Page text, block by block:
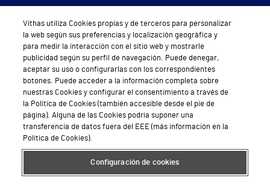
Sobre Vithas
Quiénes somos
Trabajar en Vithas
Teléfono Cita Médica
Teléfono Atención al Cliente
Política de seguridad y salud en el trabajo
Conoce a Supervita
Vithas utiliza Cookies propias y de terceros para personalizar
la web según sus preferencias y localización geográfica y
para medir la interacción con el sitio web y mostrarle
publicidad según su perfil de navegación. Puede denegar,
aceptar su uso o configurarlas con los correspondientes
botones. Puede acceder a la información completa sobre
nuestras Cookies y configurar el consentimiento a través de
la Política de Cookies (también accesible desde el pie de
página). Alguna de las Cookies podría suponer una
transferencia de datos fuera del EEE (más información en la
Política de Cookies).
Configuración de cookies